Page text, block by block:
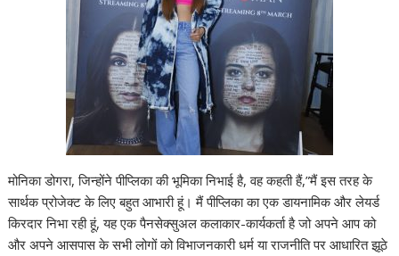
मोनिका डोगरा, जिन्होंने पीप्लिका की भूमिका निभाई है, वह कहती हैं,”मैं इस तरह के
सार्थक प्रोजेक्ट के लिए बहुत आभारी हूं। मैं पीप्लिका का एक डायनामिक और लेयर्ड
किरदार निभा रही हूं, यह एक पैनसेक्सुअल कलाकार-कार्यकर्ता है जो अपने आप को
और अपने आसपास के सभी लोगों को विभाजनकारी धर्म या राजनीति पर आधारित झूठे